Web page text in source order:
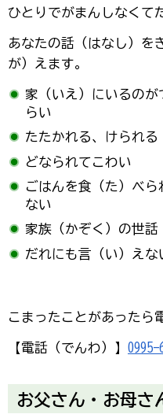
ひとりでがまんしなくて
あなたの話（はなし）を
が）えます。
家（いえ）にいるのが
らい
たたかれる、けられる
どなられてこわい
ごはんを食（た）べら
ない
家族（かぞく）の世
だれにも言（い）えな
こまったことがあったら
【電話（でんわ）】 0995-
お父さん・お母さ